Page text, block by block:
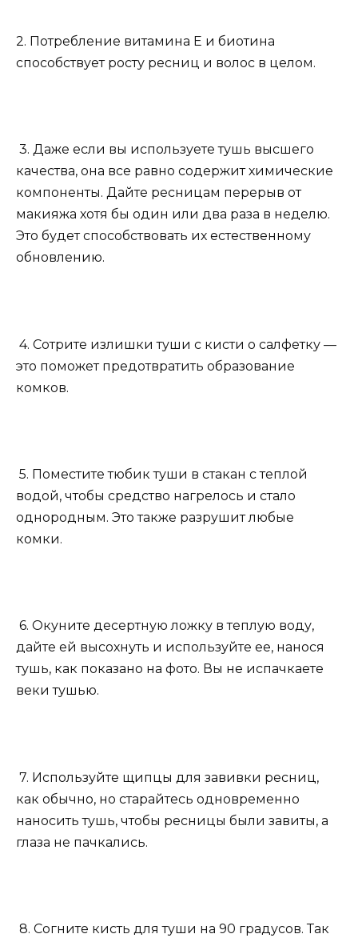
2. Потребление витамина Е и биотина
способствует росту ресниц и волос в целом.
3. Даже если вы используете тушь высшего
качества, она все равно содержит химические
компоненты. Дайте ресницам перерыв от
макияжа хотя бы один или два раза в неделю.
Это будет способствовать их естественному
обновлению.
4. Сотрите излишки туши с кисти о салфетку —
это поможет предотвратить образование
комков.
5. Поместите тюбик туши в стакан с теплой
водой, чтобы средство нагрелось и стало
однородным. Это также разрушит любые
комки.
6. Окуните десертную ложку в теплую воду,
дайте ей высохнуть и используйте ее, нанося
тушь, как показано на фото. Вы не испачкаете
веки тушью.
7. Используйте щипцы для завивки ресниц,
как обычно, но старайтесь одновременно
наносить тушь, чтобы ресницы были завиты, а
глаза не пачкались.
8. Согните кисть для туши на 90 градусов. Так